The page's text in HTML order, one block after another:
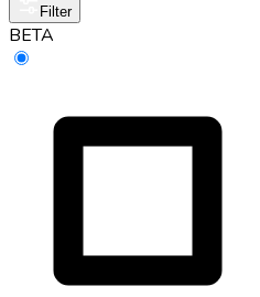
Filter
BETA